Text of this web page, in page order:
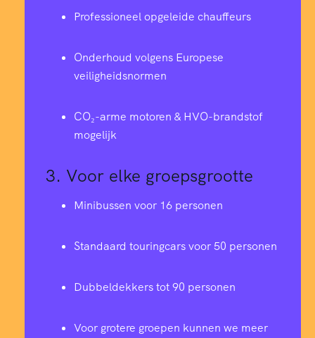
Professioneel opgeleide chauffeurs
Onderhoud volgens Europese
veiligheidsnormen
CO₂-arme motoren & HVO-brandstof
mogelijk
3. Voor elke groepsgrootte
Minibussen voor 16 personen
Standaard touringcars voor 50 personen
Dubbeldekkers tot 90 personen
Voor grotere groepen kunnen we meer